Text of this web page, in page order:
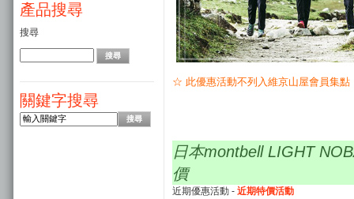
產品搜尋
搜尋
關鍵字搜尋
☆ 此優惠活動不列入維京山屋會員集點
日本montbell LIGHT
價
近期優惠活動 - 近期特價活動